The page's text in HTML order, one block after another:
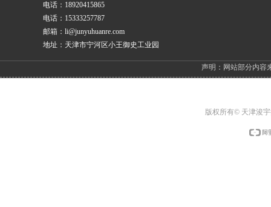
声明：网站部分内容
电话：18920415865
电话：15333257787
邮箱：li@junyuhuanre.com
地址：天津市宁河区小王御史工业园
版权所有© 天津浚